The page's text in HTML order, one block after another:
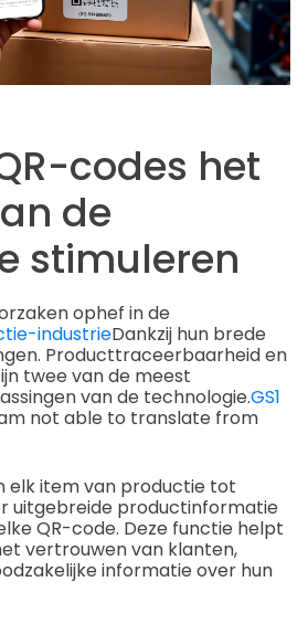
codes het
de
stimuleren
ophef in de
industrieDankzij hun brede
Producttraceerbaarheid en
twee van de meest
van de technologie.GS1
not able to translate from
elk item van productie tot
uitgebreide productinformatie
QR-code. Deze functie helpt
vertrouwen van klanten,
informatie over hun